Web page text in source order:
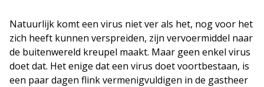
Natuurlijk komt een virus niet ver als het, nog voor het
zich heeft kunnen verspreiden, zijn vervoermiddel naar
de buitenwereld kreupel maakt. Maar geen enkel virus
doet dat. Het enige dat een virus doet voortbestaan, is
een paar dagen flink vermenigvuldigen in de gastheer